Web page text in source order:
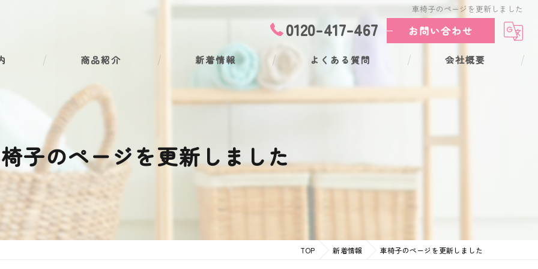
車椅子のページを更新しました
0120-417-467 お問い合わせ
商品紹介
介護用品
業務用洗剤
新着情報 よくある質問 会社概要
子のページを更新しました
TOP 新着情報 車椅子のページを更新しました